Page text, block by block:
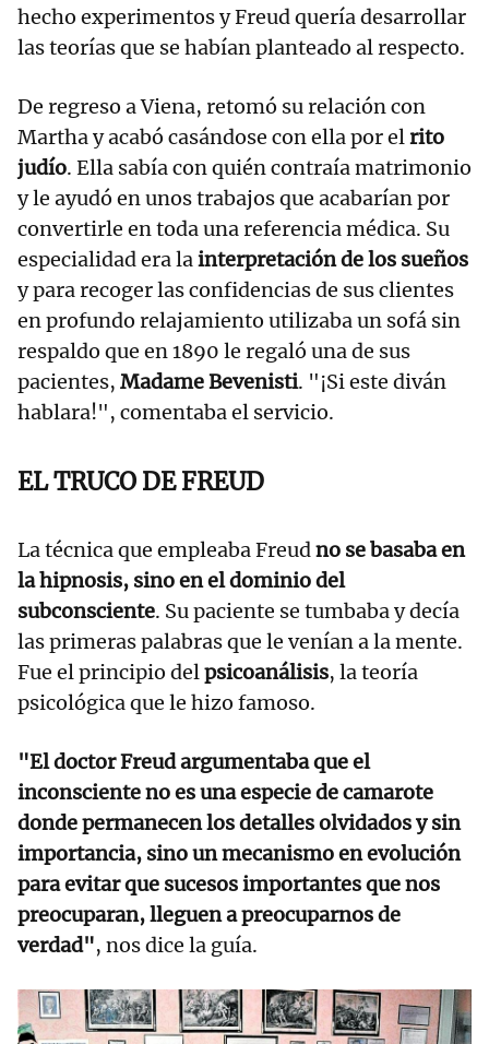
hecho experimentos y Freud quería desarrollar
las teorías que se habían planteado al respecto.
De regreso a Viena, retomó su relación con
Martha y acabó casándose con ella por elrito
judío. Ella sabía con quién contraía matrimonio
y le ayudó en unos trabajos que acabarían por
convertirle en toda una referencia médica. Su
especialidad era lainterpretación de los sueños
y para recoger las confidencias de sus clientes
en profundo relajamiento utilizaba un sofá sin
respaldo que en 1890 le regaló una de sus
pacientes, Madame Bevenisti. "¡Si este diván
hablara!", comentaba el servicio.
EL TRUCO DE FREUD
La técnica que empleaba Freudno se basaba en
la hipnosis, sino en el dominio del
subconsciente. Su paciente se tumbaba y decía
las primeras palabras que le venían a la mente.
Fue el principio delpsicoanálisis, la teoría
psicológica que le hizo famoso.
"El doctor Freud argumentaba que el
inconsciente no es una especie de camarote
donde permanecen los detalles olvidados y sin
importancia, sino un mecanismo en evolución
para evitar que sucesos importantes que nos
preocuparan, lleguen a preocuparnos de
verdad", nos dice la guía.